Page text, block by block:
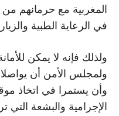
المغربية مع حرمانهم
في الرعاية الطبية
ولذلك فإنه لا يمكن
ولمجلس الأمن أن
وأن يستمرا في اتخاذ
الإجرامية والبشعة التي